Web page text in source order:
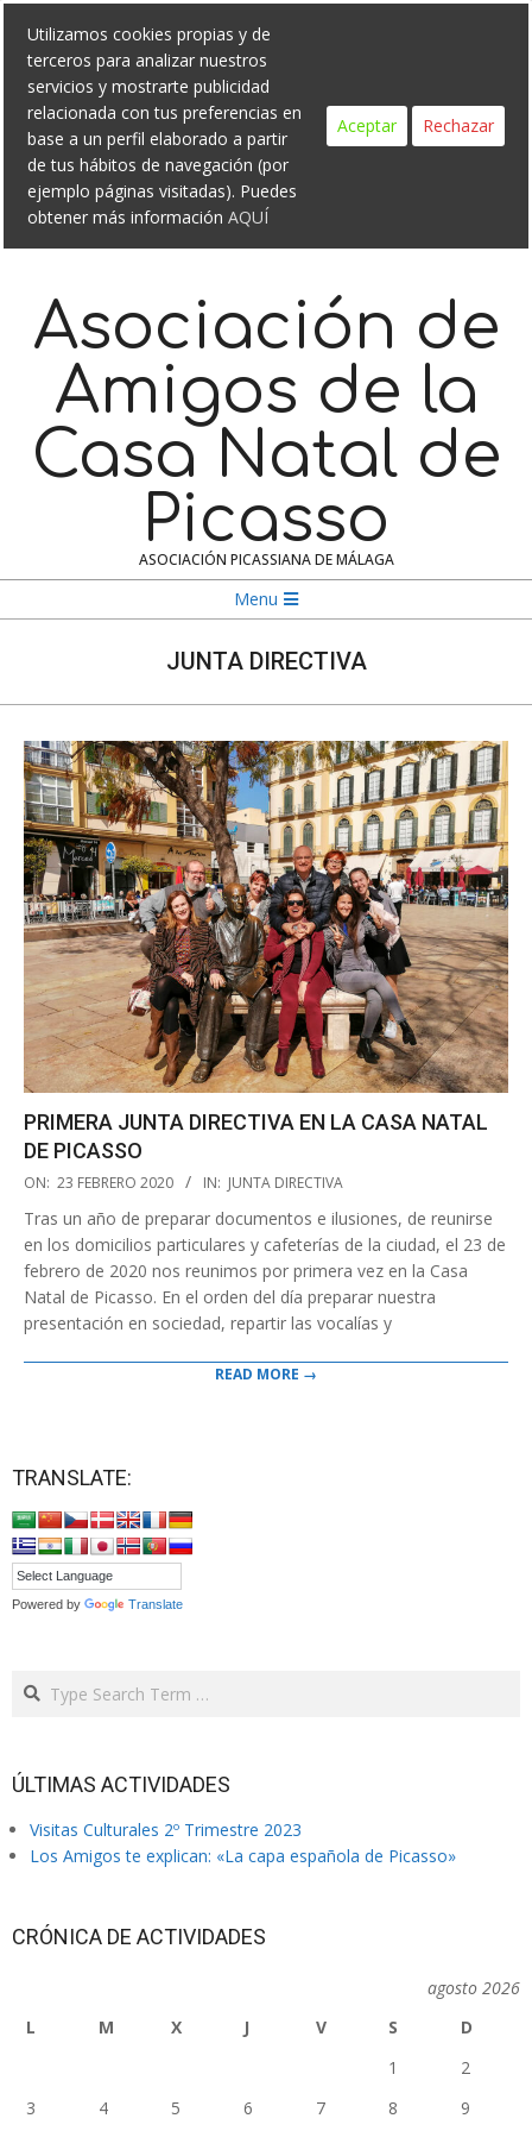
Skip
content
Search
Asociación de
Amigos de la
Casa Natal de
Picasso
ASOCIACIÓN PICASSIANA DE MÁLAGA
Menu
Menu
JUNTA DIRECTIVA
PRIMERA JUNTA DIRECTIVA EN LA CASA NATAL
DE PICASSO
2020-
23
ON: 23 FEBRERO 2020 IN: JUNTA DIRECTIVA
Tras un año de preparar documentos e ilusiones, de reunirse
en los domicilios particulares y cafeterías de la ciudad, el 23 de
febrero de 2020 nos reunimos por primera vez en la Casa
Natal de Picasso. En el orden del día preparar nuestra
presentación en sociedad, repartir las vocalías y
READ MORE →
TRANSLATE:
Powered by Translate
Search
ÚLTIMAS ACTIVIDADES
Visitas Culturales 2º Trimestre 2023
Los Amigos te explican: «La capa española de Picasso»
CRÓNICA DE ACTIVIDADES
agosto 2026
L
M X J V S
D
1
2
3
4 5 6 7 8 9
Utilizamos cookies propias y de
terceros para analizar nuestros
servicios y mostrarte publicidad
relacionada con tus preferencias en
base a un perfil elaborado a partir
de tus hábitos de navegación (por
ejemplo páginas visitadas). Puedes
obtener más información AQUÍ
Aceptar Rechazar